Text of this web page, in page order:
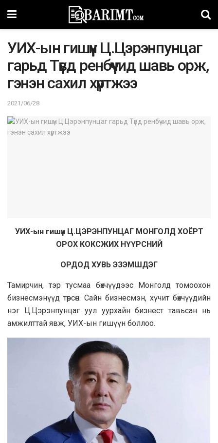
УИХ-ын гишүүн Ц.Цэрэнпунцаг
гарьд Түвд ренбүүчид шавь орж,
гэнэн сахил хүртжээ
2021/06/28
УИХ-ын гишүүн Ц.ЦЭРЭНПУНЦАГ МОНГОЛД ХОЁРТ
ОРОХ КОКСЖИХ НҮҮРСНИЙ
ОРДОД ХУВЬ ЭЗЭМШДЭГ
Тамирчин, тэр тусмаа бөхчүүдээс Монголд томоохон
бизнесмэнүүд төрсөн. Сайн бизнесмэн, хүчит бөхчүүдийн
нэг Ц.Цэрэнпунцаг уул уурхайн бизнест тавьсан нь
амжилттай явж, УИХ-ын гишүүн боллоо.